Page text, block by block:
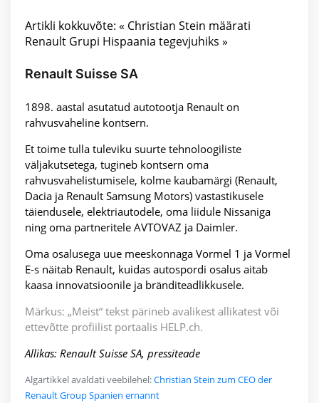
Artikli kokkuvõte: « Christian Stein määrati
Renault Grupi Hispaania tegevjuhiks »
Renault Suisse SA
1898. aastal asutatud autotootja Renault on
rahvusvaheline kontsern.
Et toime tulla tuleviku suurte tehnoloogiliste
väljakutsetega, tugineb kontsern oma
rahvusvahelistumisele, kolme kaubamärgi (Renault,
Dacia ja Renault Samsung Motors) vastastikusele
täiendusele, elektriautodele, oma liidule Nissaniga
ning oma partneritele AVTOVAZ ja Daimler.
Oma osalusega uue meeskonnaga Vormel 1 ja Vormel
E-s näitab Renault, kuidas autospordi osalus aitab
kaasa innovatsioonile ja bränditeadlikkusele.
Märkus: „Meist“ tekst pärineb avalikest allikatest või
ettevõtte profiilist portaalis HELP.ch.
Allikas: Renault Suisse SA, pressiteade
Algartikkel avaldati veebilehel:Christian Stein zum CEO der
Renault Group Spanien ernannt